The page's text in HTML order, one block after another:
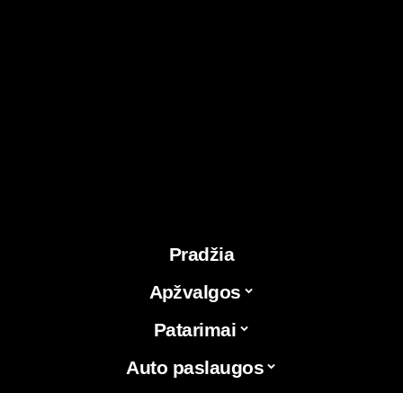
Pradžia
Apžvalgos
Patarimai
Auto paslaugos